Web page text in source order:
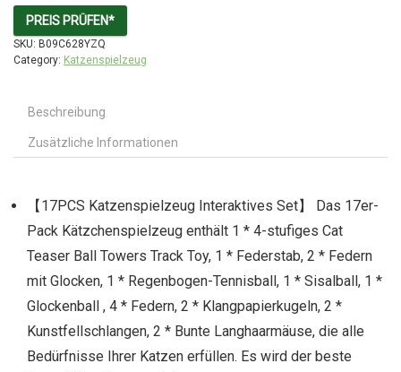
PREIS PRÜFEN*
SKU: B09C628YZQ
Category: Katzenspielzeug
Beschreibung
Zusätzliche Informationen
【17PCS Katzenspielzeug Interaktives Set】 Das 17er-
Pack Kätzchenspielzeug enthält 1 * 4-stufiges Cat
Teaser Ball Towers Track Toy, 1 * Federstab, 2 * Federn
mit Glocken, 1 * Regenbogen-Tennisball, 1 * Sisalball, 1 *
Glockenball , 4 * Federn, 2 * Klangpapierkugeln, 2 *
Kunstfellschlangen, 2 * Bunte Langhaarmäuse, die alle
Bedürfnisse Ihrer Katzen erfüllen. Es wird der beste